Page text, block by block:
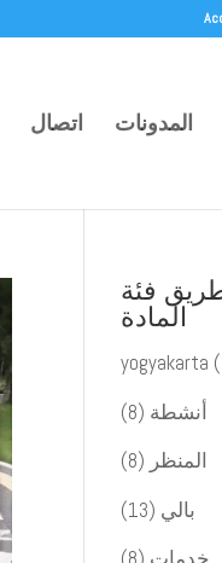
اتصال المدونات
فئة
المادة
yogyakarta
أنشطة (8)
المنظر (8)
بالي (13)